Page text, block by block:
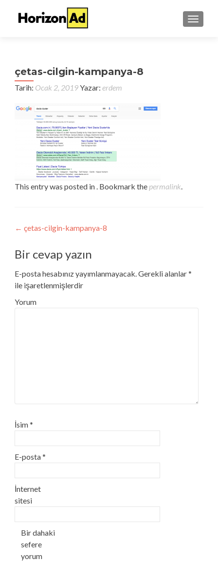
çetas-cilgin-kampanya-8
Tarih: Ocak 2, 2019Yazar: erdem
This entry was posted in . Bookmark the permalink.
Post navigation
← çetas-cilgin-kampanya-8
Bir cevap yazın
E-posta hesabınız yayımlanmayacak.Gerekli alanlar*
ile işaretlenmişlerdir
Yorum
İsim*
E-posta*
İnternet
sitesi
Bir dahaki
sefere
yorum